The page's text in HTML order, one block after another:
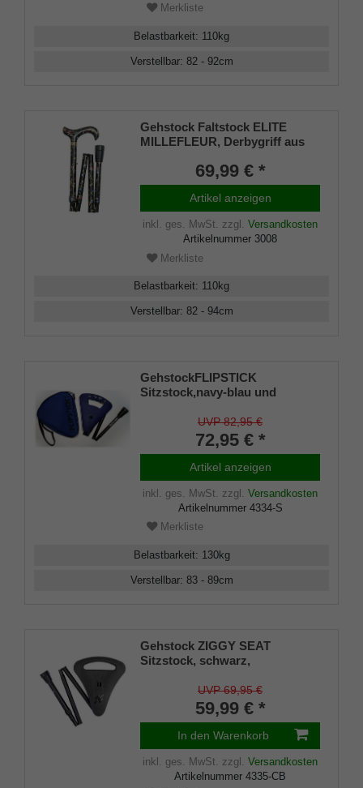
Merkliste
Belastbarkeit: 110kg
Verstellbar: 82 - 92cm
Gehstock Faltstock ELITE
MILLEFLEUR, Derbygriff aus
Stock aus stabilem Leichtmetall
mit floralem Blütenmuster,
höhenverstellbar, inklusiv
Gummipuffer.
69,99 € *
Artikel anzeigen
inkl. ges. MwSt. zzgl. Versandkosten
Artikelnummer 3008
Merkliste
Belastbarkeit: 110kg
Verstellbar: 82 - 94cm
GehstockFLIPSTICK
Sitzstock,navy-blau und
höhenverstellbar,faltbar, aus
stabilem Leichtmetall,Spezial
Klappsitz/Griff,inklusive
Gummipuffer und praktischer
Nylontasche.
UVP 82,95 €
72,95 € *
Artikel anzeigen
inkl. ges. MwSt. zzgl. Versandkosten
Artikelnummer 4334-S
Merkliste
Belastbarkeit: 130kg
Verstellbar: 83 - 89cm
Gehstock ZIGGY SEAT
Sitzstock, schwarz,
Leichtmetall,Spezial
Klappsitz/Griff inklusive
Gummipuffer und Tasche, 88-
UVP 69,95 €
59,99 € *
In den Warenkorb
inkl. ges. MwSt. zzgl. Versandkosten
Artikelnummer 4335-CB